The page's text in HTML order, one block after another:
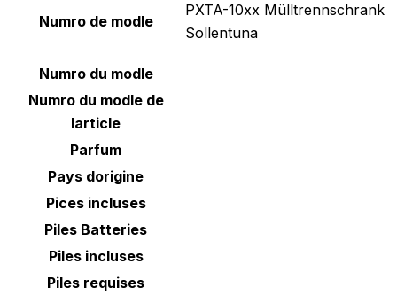
Numro de modle
‎PXTA-10xx Mülltrennschrank
Sollentuna
Numro du modle
Numro du modle de
larticle
Parfum
Pays dorigine
Pices incluses
Piles Batteries
Piles incluses
Piles requises